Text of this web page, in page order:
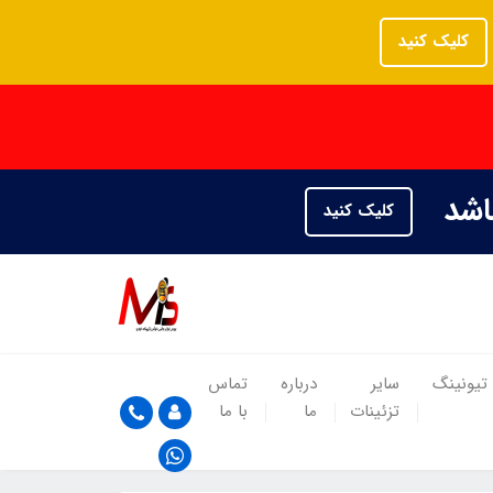
کلیک کنید
کلیک کنید
تیونینگ
سایر
تزئینات
درباره
ما
تماس
با ما